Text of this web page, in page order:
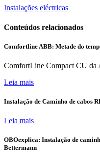
Instalações eléctricas
Conteúdos relacionados
Comfortline ABB: Metade do
ComfortLine Compact CU da
Leia mais
Instalação de Caminho de cabos
Leia mais
OBOexplica: Instalação de
Bettermann